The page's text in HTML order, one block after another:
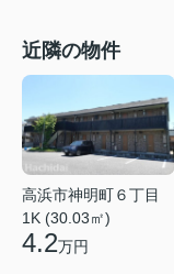
近隣の物件
高浜市神明町６丁目
1K (30.03㎡)
4.2万円